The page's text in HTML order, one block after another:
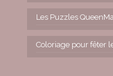
Les Puzzles
Coloriage pour fêter